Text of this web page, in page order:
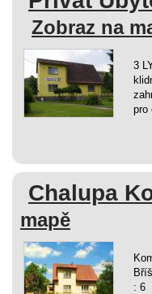
Zobraz na
3
pro
Chalupa
mapě
: 6